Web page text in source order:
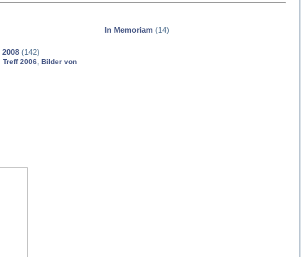
(142)
Treff 2006 Bilder von
In Memoriam (14)